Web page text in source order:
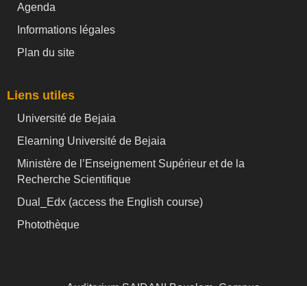
Agenda
Informations légales
Plan du site
Liens utiles
Université de Bejaia
Elearning Université de Bejaia
Ministère de l’Enseignement Supérieur et de la
Recherche Scientifique
Dual_Edx (access the English course)
Photothèque